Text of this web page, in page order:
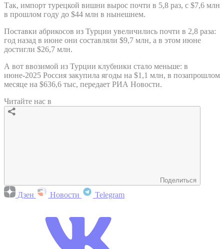
Так, импорт турецкой вишни вырос почти в 5,8 раз, с $7,6 млн
в прошлом году до $44 млн в нынешнем.
Поставки абрикосов из Турции увеличились почти в 2,8 раза:
год назад в июне они составляли $9,7 млн, а в этом июне
достигли $26,7 млн.
А вот ввозимой из Турции клубники стало меньше: в
июне-2025 Россия закупила ягоды на $1,1 млн, в позапрошлом
месяце на $636,6 тыс, передает РИА Новости.
Читайте нас в
Поделиться
Дзен Новости Telegram